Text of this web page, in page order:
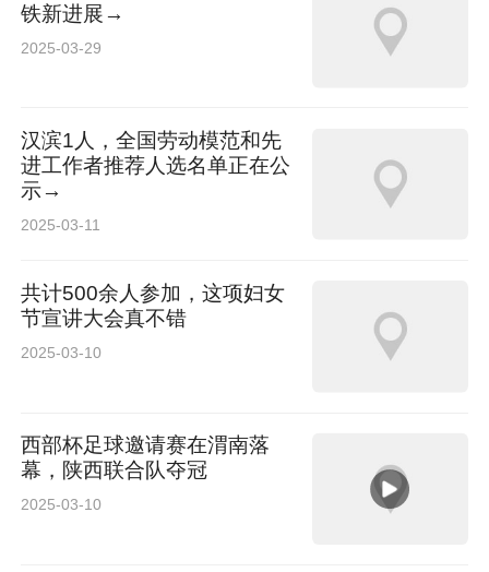
铁新进展→
2025-03-29
汉滨1人，全国劳动模范和先
进工作者推荐人选名单正在公
示→
2025-03-11
共计500余人参加，这项妇女
节宣讲大会真不错
2025-03-10
西部杯足球邀请赛在渭南落
幕，陕西联合队夺冠
2025-03-10